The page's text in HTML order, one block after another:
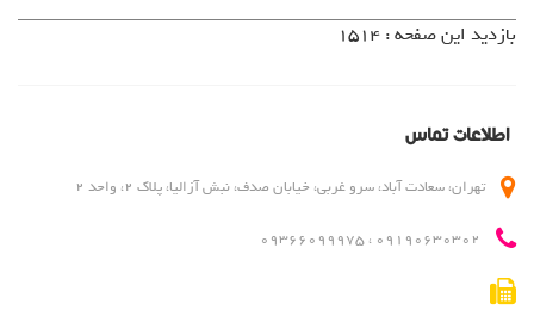
بازدید این صفحه : 1514
اطلاعات تماس
تهران، سعادت آباد، سرو غربی، خیابان صدف، نبش آزالیا، پلاک 2، واحد 2
09190630302 ، 09366099975